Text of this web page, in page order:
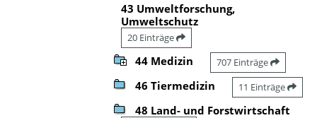
43 Umweltforschung,
Umweltschutz
20 Einträge
44 Medizin 707 Einträge
46 Tiermedizin 11 Einträge
48 Land- und Forstwirtschaft